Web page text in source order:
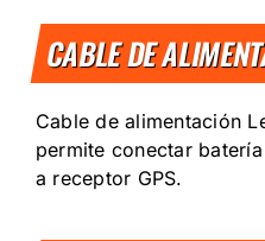
CABLE DE
Cable de alimentación
permite conectar batería
a receptor GPS.